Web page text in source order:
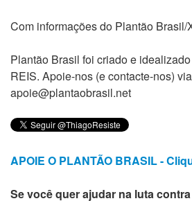
Com informações do Plantão Brasil/
Plantão Brasil foi criado e
REIS. Apoie-nos (e contacte-nos)
apoie@plantaobrasil.net
APOIE O PLANTÃO BRASIL -
Se você quer ajudar na luta